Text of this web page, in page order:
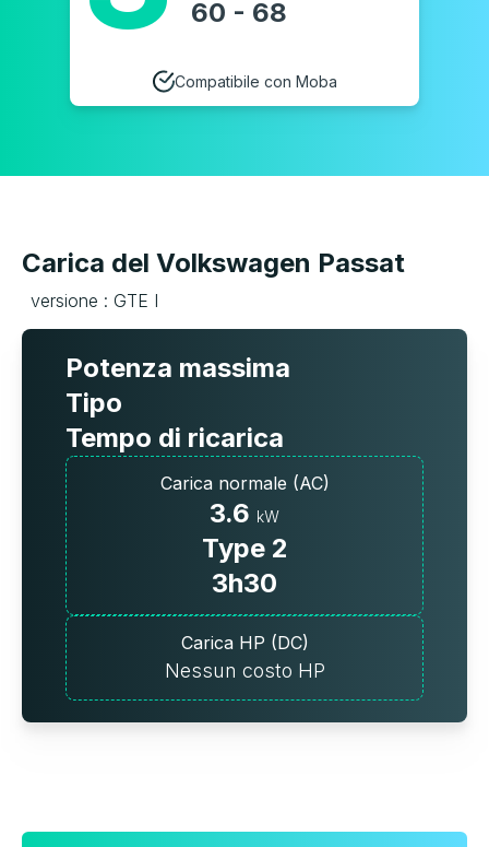
60 - 68
Compatibile con Moba
Carica del Volkswagen Passat
versione : GTE I
Potenza massima
Tipo
Tempo di ricarica
Carica normale (AC)
3.6 kW
Type 2
3h30
Carica HP (DC)
Nessun costo HP